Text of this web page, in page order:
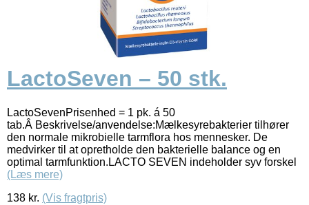
LactoSeven – 50 stk.
LactoSevenPrisenhed = 1 pk. á 50
tab.Â Beskrivelse/anvendelse:Mælkesyrebakterier tilhører
den normale mikrobielle tarmflora hos mennesker. De
medvirker til at opretholde den bakterielle balance og en
optimal tarmfunktion.LACTO SEVEN indeholder syv forskel
(Læs mere)
138 kr. (Vis fragtpris)